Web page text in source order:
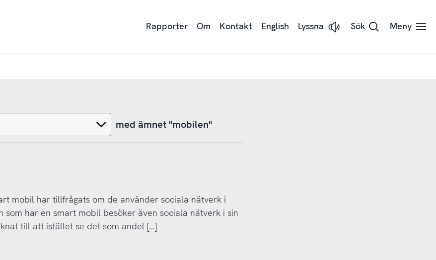
Rapporter Om Kontakt English Lyssna
Lyssna Sök Meny
med ämnet "mobilen"
mobil har tillfrågats om de använder sociala nätverk i
har en smart mobil besöker även sociala nätverk i sin
till att istället se det som andel […]